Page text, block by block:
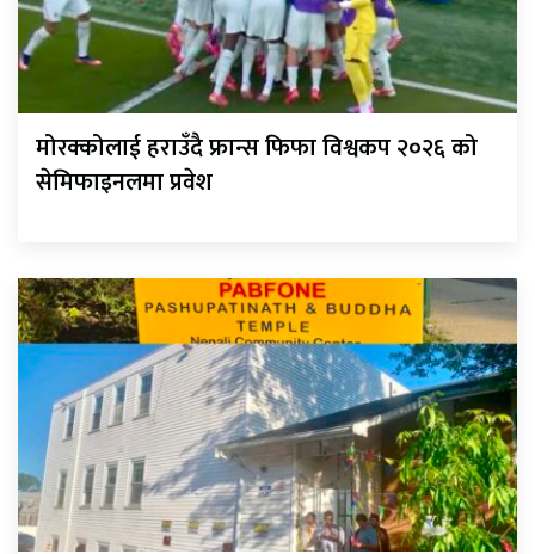
मोरक्कोलाई हराउँदै फ्रान्स फिफा विश्वकप २०२६ को
सेमिफाइनलमा प्रवेश